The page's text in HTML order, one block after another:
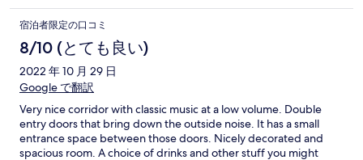
宿泊者限定の口コミ
8/10 (とても良い)
2022 年 10 月 29 日
Google で翻訳
Very nice corridor with classic music at a low volume. Double
entry doors that bring down the outside noise. It has a small
entrance space between those doors. Nicely decorated and
spacious room. A choice of drinks and other stuff you might